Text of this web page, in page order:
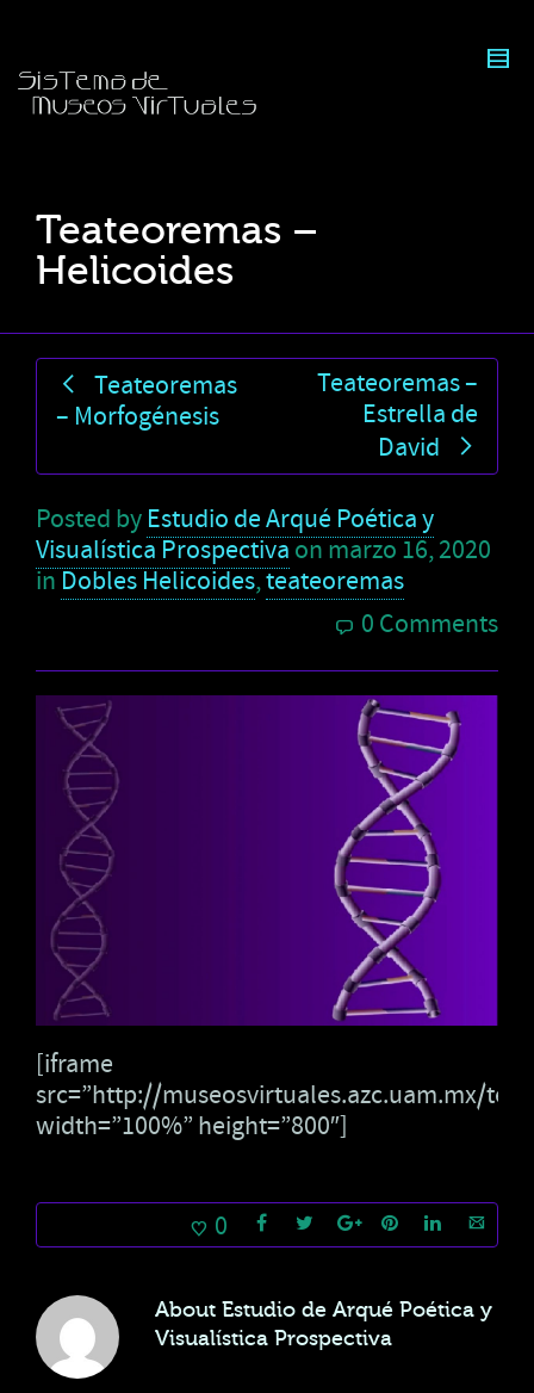
Teateoremas –
Helicoides
Teateoremas
– Morfogénesis
Teateoremas –
Estrella de
David
Posted by Estudio de Arqué Poética y
Visualística Prospectiva on marzo 16, 2020
in Dobles Helicoides,teateoremas
0 Comments
[iframe
src=”http://museosvirtuales.azc.uam.mx/
width=”100%” height=”800″]
0
About Estudio de Arqué Poética y
Visualística Prospectiva